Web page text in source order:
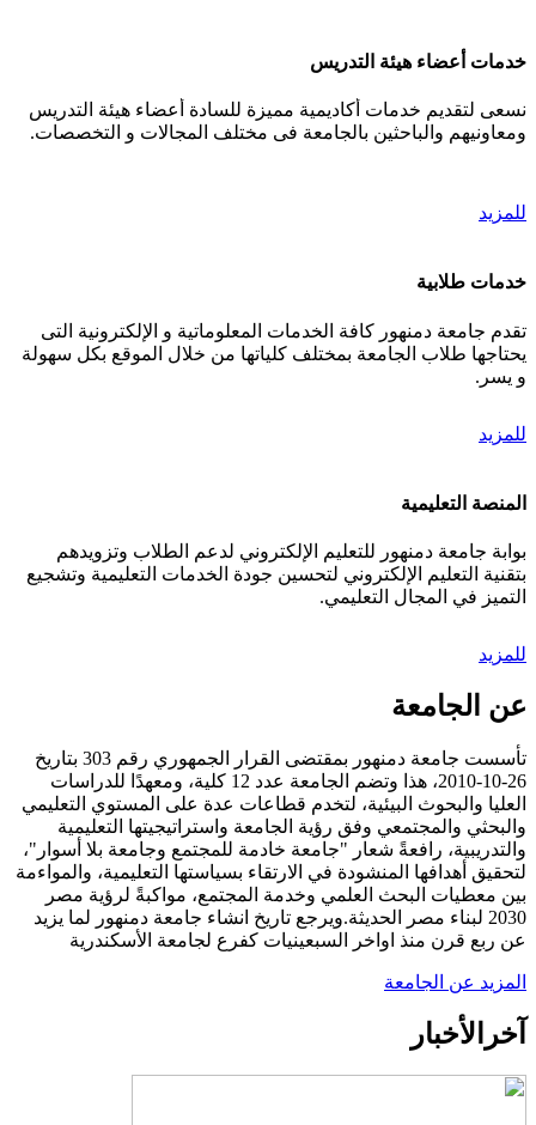
خدمات أعضاء هيئة التدريس
نسعى لتقديم خدمات أكاديمية مميزة للسادة أعضاء هيئة التدريس
ومعاونيهم والباحثين بالجامعة فى مختلف المجالات و التخصصات.
للمزيد
خدمات طلابية
تقدم جامعة دمنهور كافة الخدمات المعلوماتية و الإلكترونية التى
يحتاجها طلاب الجامعة بمختلف كلياتها من خلال الموقع بكل سهولة
و يسر.
للمزيد
المنصة التعليمية
بوابة جامعة دمنهور للتعليم الإلكتروني لدعم الطلاب وتزويدهم
بتقنية التعليم الإلكتروني لتحسين جودة الخدمات التعليمية وتشجيع
التميز في المجال التعليمي.
للمزيد
عن الجامعة
تأسست جامعة دمنهور بمقتضى القرار الجمهوري رقم 303 بتاريخ
26-10-2010، هذا وتضم الجامعة عدد 12 كلية، ومعهدًا للدراسات
العليا والبحوث البيئية، لتخدم قطاعات عدة على المستوي التعليمي
والبحثي والمجتمعي وفق رؤية الجامعة واستراتيجيتها التعليمية
والتدريبية، رافعةً شعار "جامعة خادمة للمجتمع وجامعة بلا أسوار"،
لتحقيق أهدافها المنشودة في الارتقاء بسياستها التعليمية، والمواءمة
بين معطيات البحث العلمي وخدمة المجتمع، مواكبةً لرؤية مصر
2030 لبناء مصر الحديثة.ويرجع تاريخ انشاء جامعة دمنهور لما يزيد
عن ربع قرن منذ اواخر السبعينيات كفرع لجامعة الأسكندرية
المزيد عن الجامعة
آخر الأخبار